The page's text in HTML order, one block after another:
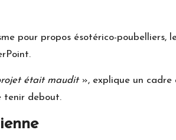
pour propos ésotérico-poubelliers,
était maudit », explique un cadre
tenir debout.